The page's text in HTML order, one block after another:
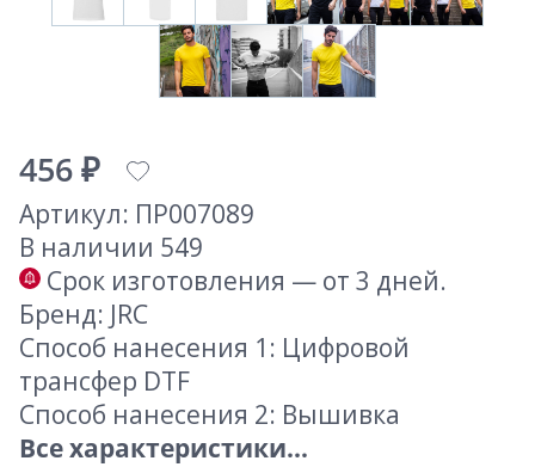
456 ₽
Артикул: ПР007089
В наличии 549
Срок изготовления — от 3 дней.
Бренд: JRC
Способ нанесения 1: Цифровой
трансфер DTF
Способ нанесения 2: Вышивка
Все характеристики...